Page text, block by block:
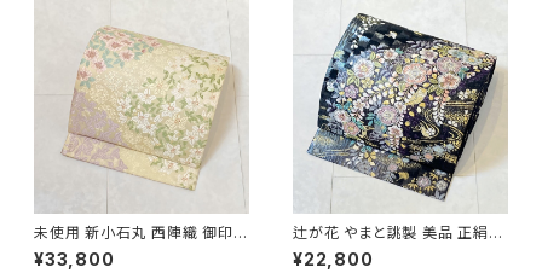
未使用 新小石丸 西陣織 御印華
唐織 花柄 袋帯 正絹 金糸 白 ク
リーム ピンク 紫 576
¥33,800
辻が花 やまと誂製 美品 正絹
金糸 袋帯 黒 紺 紫 パステルカ
ラー 702
¥22,800